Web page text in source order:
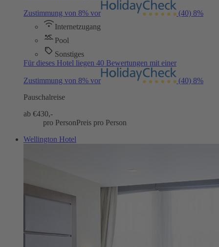
Zustimmung von 8% vor (40) 8%
Internetzugang
Pool
Sonstiges
Für dieses Hotel liegen 40 Bewertungen mit einer
Zustimmung von 8% vor (40) 8%
Pauschalreise
ab €430,-
pro PersonPreis pro Person
Wellington Hotel